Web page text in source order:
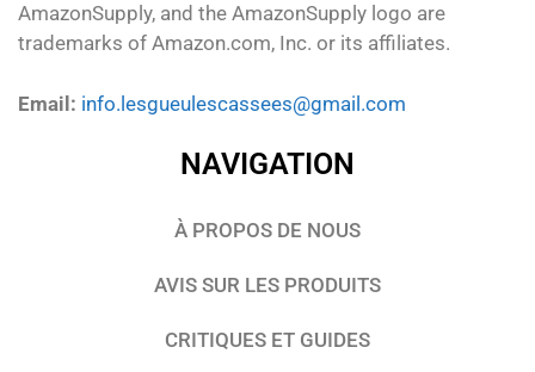
AmazonSupply, and the AmazonSupply logo are
trademarks of Amazon.com, Inc. or its affiliates.
Email: info.lesgueulescassees@gmail.com
NAVIGATION
À PROPOS DE NOUS
AVIS SUR LES PRODUITS
CRITIQUES ET GUIDES